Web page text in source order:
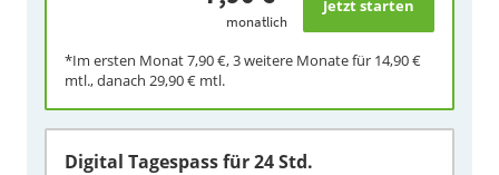
monatlich
*Im ersten Monat7,90 €, 3 weitere Monate für 14,90 €
mtl., danach 29,90 € mtl.
Digital Tagespassfür 24 Std.